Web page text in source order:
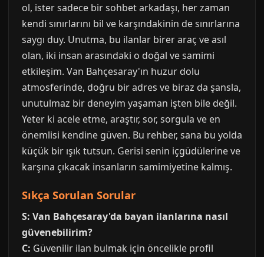
ol, ister sadece bir sohbet arkadaşı, her zaman
kendi sınırlarını bil ve karşındakinin de sınırlarına
saygı duy. Unutma, bu ilanlar birer araç ve asıl
olan, iki insan arasındaki o doğal ve samimi
etkileşim. Van Bahçesaray'ın huzur dolu
atmosferinde, doğru bir adres ve biraz da şansla,
unutulmaz bir deneyim yaşaman işten bile değil.
Yeter ki acele etme, araştır, sor, sorgula ve en
önemlisi kendine güven. Bu rehber, sana bu yolda
küçük bir ışık tutsun. Gerisi senin içgüdülerine ve
karşına çıkacak insanların samimiyetine kalmış.
Sıkça Sorulan Sorular
S: Van Bahçesaray'da bayan ilanlarına nasıl
güvenebilirim?
C: Güvenilir ilan bulmak için öncelikle profil